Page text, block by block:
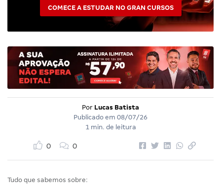
COMECE A ESTUDAR NO GRAN CURSOS
Por Lucas Batista
Publicado em 08/07/26
1 min. de leitura
0 0
Tudo que sabemos sobre: